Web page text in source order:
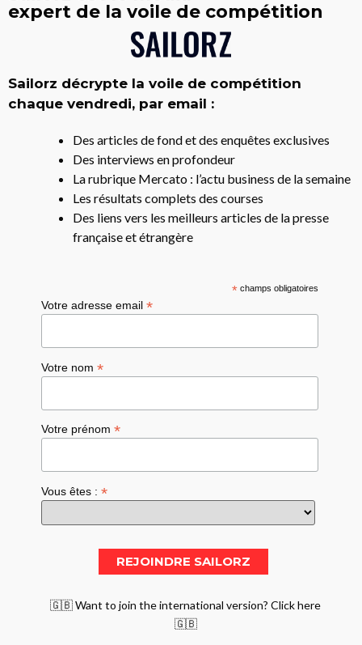
expert de la voile de compétition
Sailorz décrypte la voile de compétition
chaque vendredi, par email :
Des articles de fond et des enquêtes exclusives
Des interviews en profondeur
La rubrique Mercato : l’actu business de la semaine
Les résultats complets des courses
Des liens vers les meilleurs articles de la presse
française et étrangère
*champs obligatoires
Votre adresse email*
Votre nom*
Votre prénom*
Vous êtes :*
🇬🇧 Want to join the international version? Click here
🇬🇧